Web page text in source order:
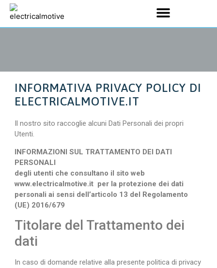
INFORMATIVA PRIVACY POLICY DI
ELECTRICALMOTIVE.IT
Il nostro sito raccoglie alcuni Dati Personali dei propri
Utenti.
INFORMAZIONI SUL TRATTAMENTO DEI DATI
PERSONALI
degli utenti che consultano il sito web
www.electricalmotive.it per la protezione dei dati
personali ai sensi dell’articolo 13 del Regolamento
(UE) 2016/679
Titolare del Trattamento dei
dati
In caso di domande relative alla presente politica di privacy